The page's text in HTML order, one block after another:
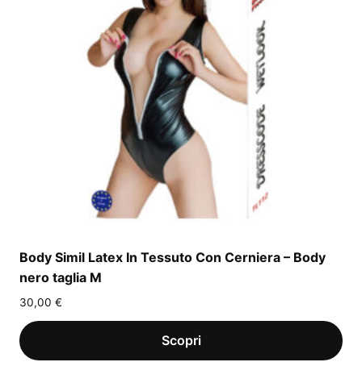
Body Simil Latex In Tessuto Con Cerniera – Body
nero taglia M
30,00 €